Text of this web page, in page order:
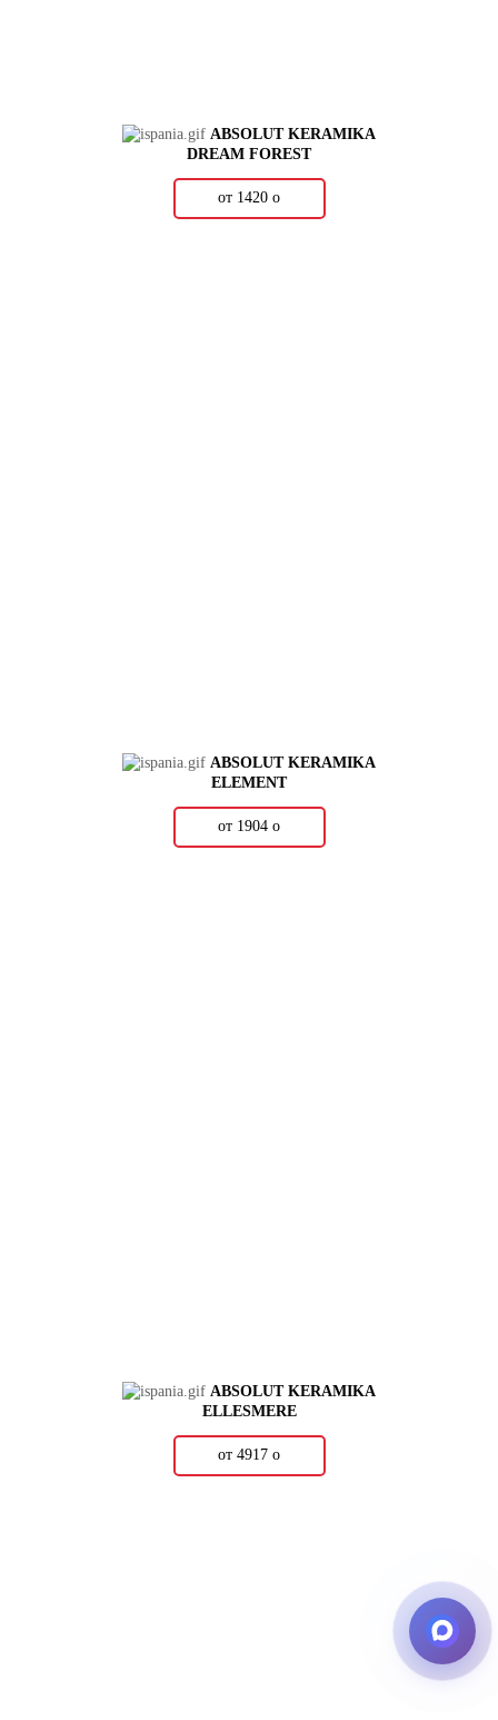
ABSOLUT KERAMIKA
DREAM FOREST
от 1420 о
ABSOLUT KERAMIKA
ELEMENT
от 1904 о
ABSOLUT KERAMIKA
ELLESMERE
от 4917 о